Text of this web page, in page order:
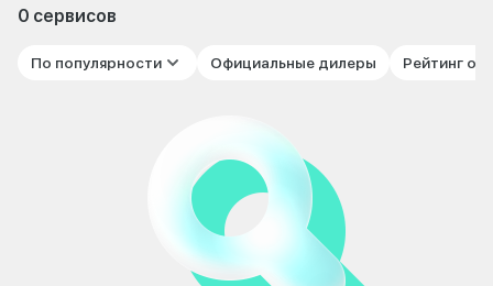
0 сервисов
По популярности Официальные дилеры Рейтинг